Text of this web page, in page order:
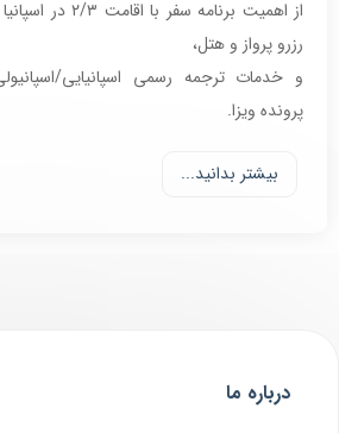
از اهمیت برنامه سفر با
رزرو پرواز و هتل،
و خدمات ترجمه رسمی اسپانیایی/
پرونده ویزا.
بیشتر بدانید...
درباره ما